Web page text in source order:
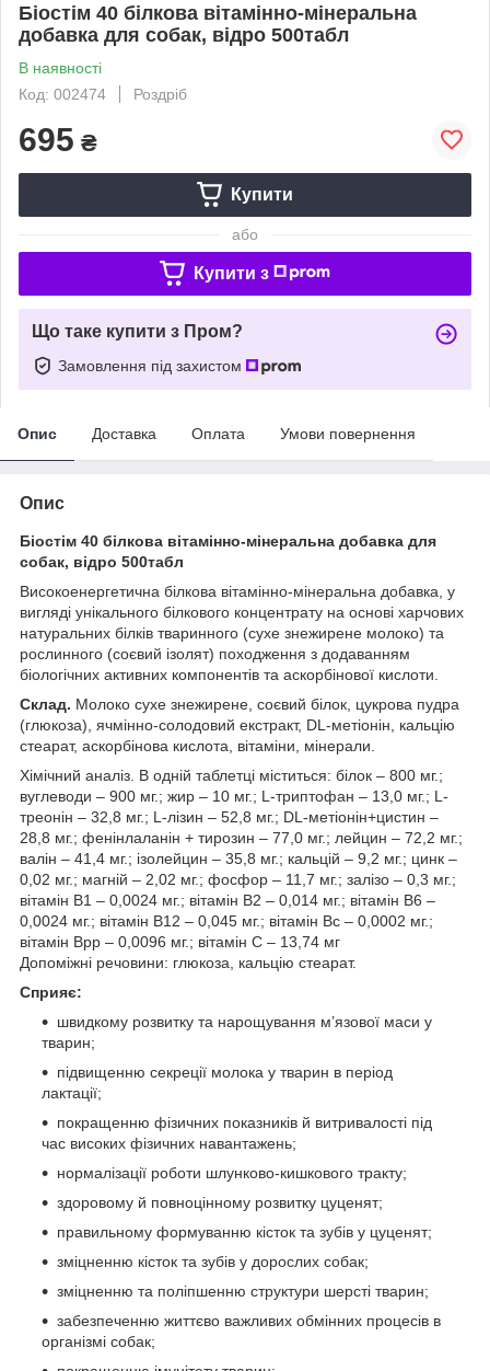
Біостім 40 білкова вітамінно-мінеральна
добавка для собак, відро 500табл
В наявності
Код: 002474
Роздріб
695 ₴
Купити
або
Купити з
Що таке купити з Пром?
Замовлення під захистом
Опис Доставка Оплата Умови повернення
Опис
Біостім 40 білкова вітамінно-мінеральна добавка для
собак, відро 500табл
Високоенергетична білкова вітамінно-мінеральна добавка, у
вигляді унікального білкового концентрату на основі харчових
натуральних білків тваринного (сухе знежирене молоко) та
рослинного (соєвий ізолят) походження з додаванням
біологічних активних компонентів та аскорбінової кислоти.
Склад. Молоко сухе знежирене, соєвий білок, цукрова пудра
(глюкоза), ячмінно-солодовий екстракт, DL-метіонін, кальцію
стеарат, аскорбінова кислота, вітаміни, мінерали.
Хімічний аналіз. В одній таблетці міститься: білок – 800 мг.;
вуглеводи – 900 мг.; жир – 10 мг.; L-триптофан – 13,0 мг.; L-
треонін – 32,8 мг.; L-лізин – 52,8 мг.; DL-метіонін+цистин –
28,8 мг.; фенінлаланін + тирозин – 77,0 мг.; лейцин – 72,2 мг.;
валін – 41,4 мг.; ізолейцин – 35,8 мг.; кальцій – 9,2 мг.; цинк –
0,02 мг.; магній – 2,02 мг.; фосфор – 11,7 мг.; залізо – 0,3 мг.;
вітамін B1 – 0,0024 мг.; вітамін B2 – 0,014 мг.; вітамін B6 –
0,0024 мг.; вітамін B12 – 0,045 мг.; вітамін Bс – 0,0002 мг.;
вітамін Bpp – 0,0096 мг.; вітамін C – 13,74 мг
Допоміжні речовини: глюкоза, кальцію стеарат.
Сприяє:
швидкому розвитку та нарощування м’язової маси у
тварин;
підвищенню секреції молока у тварин в період
лактації;
покращенню фізичних показників й витривалості під
час високих фізичних навантажень;
нормалізації роботи шлунково-кишкового тракту;
здоровому й повноцінному розвитку цуценят;
правильному формуванню кісток та зубів у цуценят;
зміцненню кісток та зубів у дорослих собак;
зміцненню та поліпшенню структури шерсті тварин;
забезпеченню життєво важливих обмінних процесів в
організмі собак;